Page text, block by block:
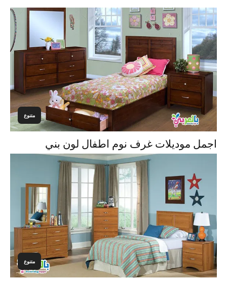
متنوع
اجمل موديلات غرف نوم اطفال لون بني
متنوع